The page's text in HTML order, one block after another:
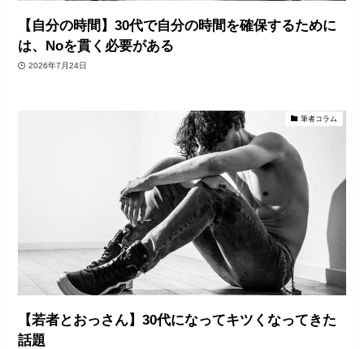
【自分の時間】30代で自分の時間を確保するために
は、Noを貫く必要がある
2026年7月24日
筆者コラム
【若者とおっさん】30代になってキツくなってきた
話題